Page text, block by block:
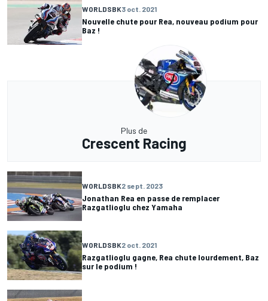
WORLDSBK3 oct. 2021
Nouvelle chute pour Rea, nouveau podium pour
Baz !
Plus de
Crescent Racing
WORLDSBK2 sept. 2023
Jonathan Rea en passe de remplacer
Razgatlioglu chez Yamaha
WORLDSBK2 oct. 2021
Razgatlioglu gagne, Rea chute lourdement, Baz
sur le podium !